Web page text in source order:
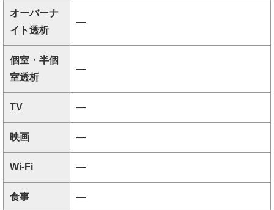
オーバーナ
イト透析
―
個室・半個
室透析
―
TV ―
映画 ―
Wi-Fi ―
食事 ―